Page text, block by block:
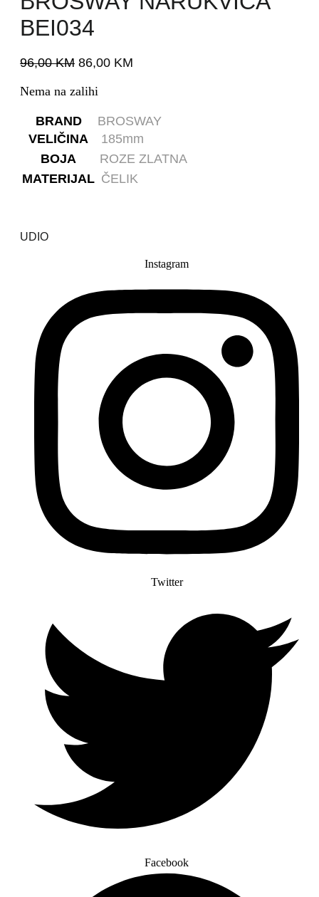
BEI034
96,00KM 86,00 KM
Nema na zalihi
BRAND
BROSWAY
VELIČINA
185mm
BOJA
ROZE ZLATNA
MATERIJAL ČELIK
UDIO
Instagram
Twitter
Facebook